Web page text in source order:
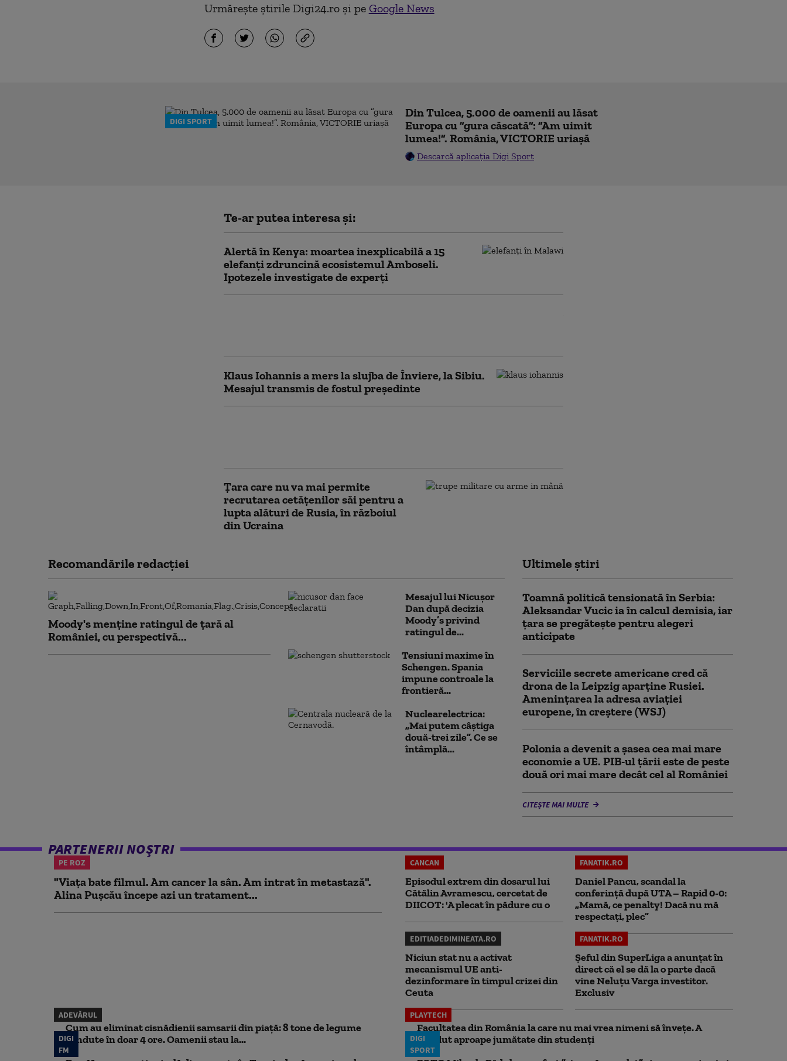
Urmărește știrile Digi24.ro și pe Google News
DIGI SPORT
Din Tulcea, 5.000 de oamenii au lăsat
Europa cu ”gura căscată”: ”Am uimit
lumea!”. România, VICTORIE uriașă
Descarcă aplicația Digi Sport
Te-ar putea interesa și:
Alertă în Kenya: moartea inexplicabilă a 15
elefanți zdruncină ecosistemul Amboseli.
Ipotezele investigate de experți
Klaus Iohannis a mers la slujba de Înviere, la Sibiu.
Mesajul transmis de fostul preşedinte
Țara care nu va mai permite
recrutarea cetățenilor săi pentru a
lupta alături de Rusia, în războiul
din Ucraina
Recomandările redacţiei
Moody's menține ratingul de țară al
României, cu perspectivă...
Mesajul lui Nicușor
Dan după decizia
Moody’s privind
ratingul de...
Tensiuni maxime în
Schengen. Spania
impune controale la
frontieră...
Nuclearelectrica:
„Mai putem câștiga
două-trei zile”. Ce se
întâmplă...
Ultimele știri
Toamnă politică tensionată în Serbia:
Aleksandar Vucic ia în calcul demisia, iar
țara se pregătește pentru alegeri
anticipate
Serviciile secrete americane cred că
drona de la Leipzig aparține Rusiei.
Amenințarea la adresa aviației
europene, în creștere (WSJ)
Polonia a devenit a șasea cea mai mare
economie a UE. PIB-ul țării este de peste
două ori mai mare decât cel al României
CITEȘTE MAI MULTE
PARTENERII NOȘTRI
PE ROZ
"Viața bate filmul. Am cancer la sân. Am intrat în metastază".
Alina Pușcău începe azi un tratament...
CANCAN
Episodul extrem din dosarul lui
Cătălin Avramescu, cercetat de
DIICOT: 'A plecat în pădure cu o
FANATIK.RO
Daniel Pancu, scandal la
conferință după UTA – Rapid 0-0:
„Mamă, ce penalty! Dacă nu mă
respectați, plec”
EDITIADEDIMINEATA.RO
Niciun stat nu a activat
mecanismul UE anti-
dezinformare în timpul crizei din
Ceuta
FANATIK.RO
Șeful din SuperLiga a anunțat în
direct că el se dă la o parte dacă
vine Neluțu Varga investitor.
Exclusiv
ADEVĂRUL
Cum au eliminat cisnădienii samsarii din piață: 8 tone de legume
vândute în doar 4 ore. Oamenii stau la...
PLAYTECH
Facultatea din România la care nu mai vrea nimeni să înveţe. A
pierdut aproape jumătate din studenţi
DIGI
FM
DIGI
SPORT